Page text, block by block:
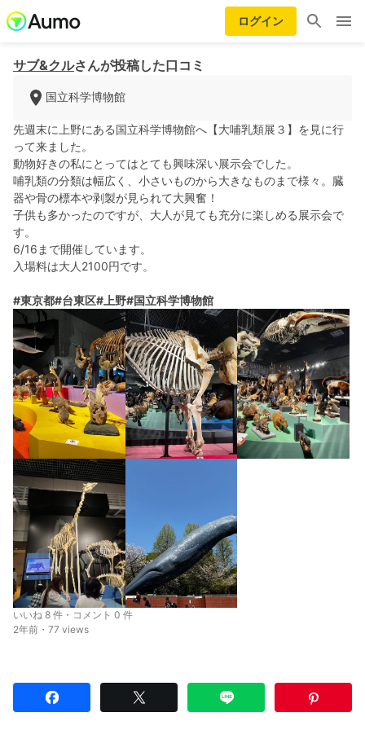
ログイン
サブ&クルさんが投稿した口コミ
国立科学博物館
先週末に上野にある国立科学博物館へ【大哺乳類展３】を見に行
って来ました。
動物好きの私にとってはとても興味深い展示会でした。
哺乳類の分類は幅広く、小さいものから大きなものまで様々。臓
器や骨の標本や剥製が見られて大興奮！
子供も多かったのですが、大人が見ても充分に楽しめる展示会で
す。
6/16まで開催しています。
入場料は大人2100円です。
#東京都#台東区#上野#国立科学博物館
いいね 8 件・コメント 0 件
2年前・77 views